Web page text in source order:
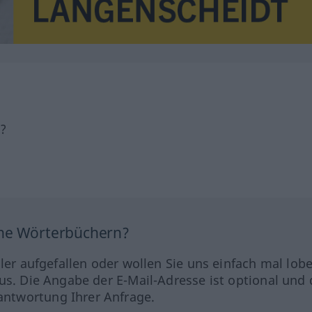
Wörterbüchern?
aufgefallen oder wollen Sie uns einfach mal
Die Angabe der E-Mail-Adresse ist optional und
Ihrer Anfrage.